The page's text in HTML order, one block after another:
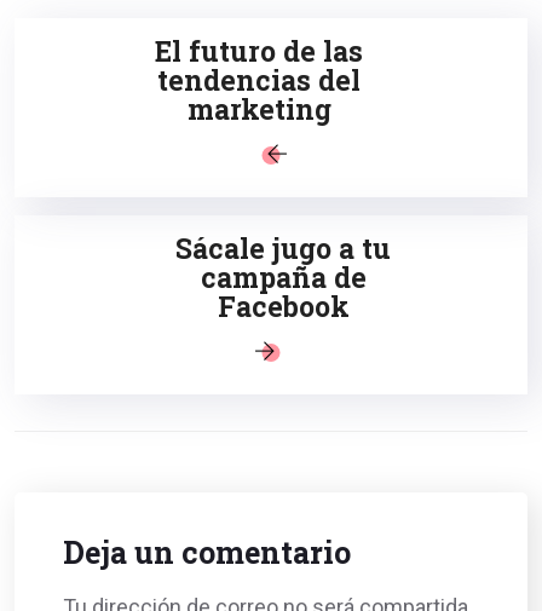
El futuro de las
tendencias del
marketing
Sácale jugo a tu
campaña de
Facebook
Deja un comentario